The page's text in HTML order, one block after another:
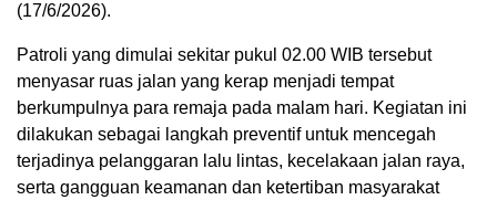
(17/6/2026).
Patroli yang dimulai sekitar pukul 02.00 WIB tersebut
menyasar ruas jalan yang kerap menjadi tempat
berkumpulnya para remaja pada malam hari. Kegiatan ini
dilakukan sebagai langkah preventif untuk mencegah
terjadinya pelanggaran lalu lintas, kecelakaan jalan raya,
serta gangguan keamanan dan ketertiban masyarakat